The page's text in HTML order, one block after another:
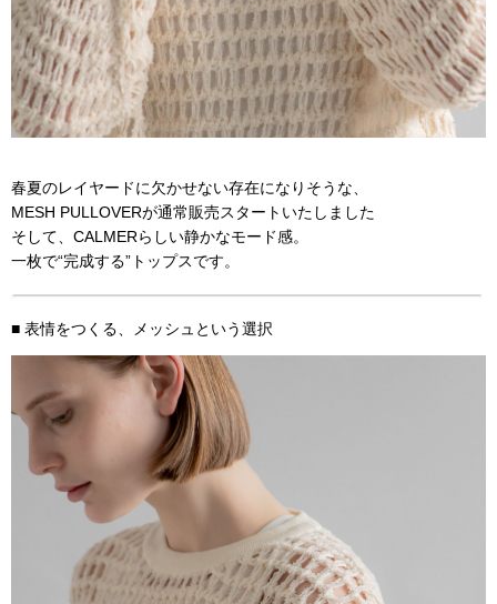
春夏のレイヤードに欠かせない存在になりそうな、
MESH PULLOVERが通常販売スタートいたしました
そして、CALMERらしい静かなモード感。
一枚で“完成する”トップスです。
■ 表情をつくる、メッシュという選択